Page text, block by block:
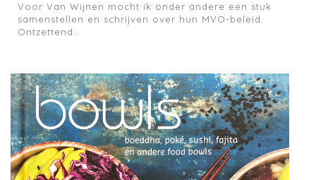
Voor Van Wijnen mocht ik onder andere een stuk
samenstellen en schrijven over hun MVO-beleid.
Ontzettend…